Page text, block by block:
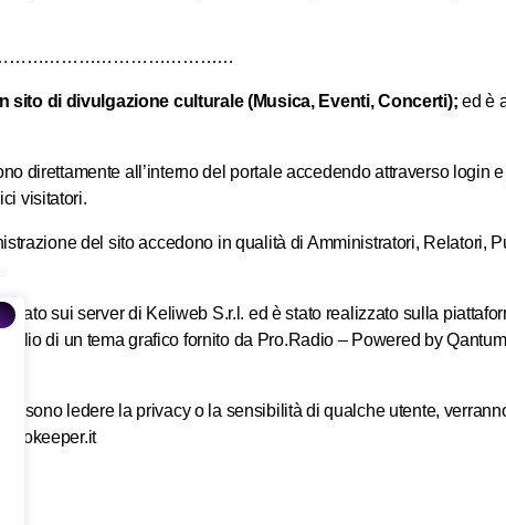
sito di divulgazione culturale (Musica, Eventi, Concerti); ed è
direttamente all’interno del portale accedendo attraverso login
visitatori.
del sito accedono in qualità di Amministratori, Relatori,
sui server di Keliweb S.r.l. ed è stato realizzato sulla
di un tema grafico fornito da Pro.Radio – Powered by
ledere la privacy o la sensibilità di qualche utente,